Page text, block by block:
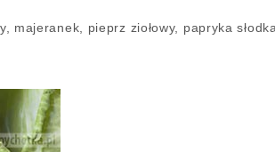
pieprz ziołowy, papryka